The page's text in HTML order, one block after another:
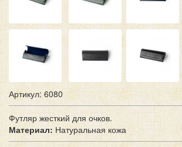
Артикул: 6080
Футляр жесткий для очков.
Материал: Натуральная кожа